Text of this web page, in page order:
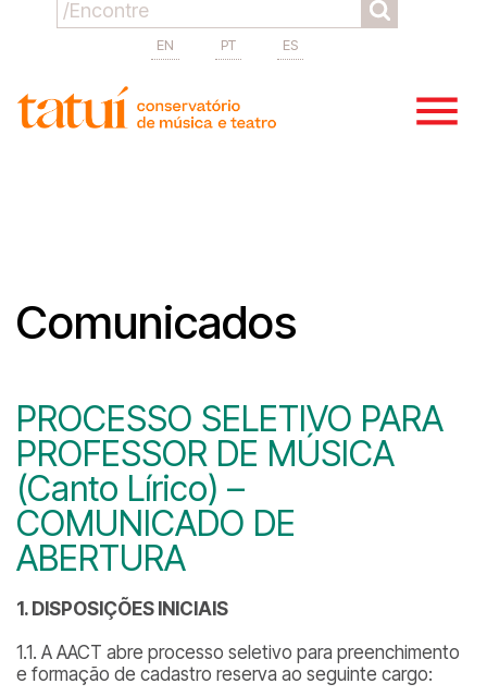
EN PT ES
Comunicados
PROCESSO SELETIVO PARA
PROFESSOR DE MÚSICA
(Canto Lírico) –
COMUNICADO DE
ABERTURA
1. DISPOSIÇÕES INICIAIS
1.1. A AACT abre processo seletivo para preenchimento
e formação de cadastro reserva ao seguinte cargo: